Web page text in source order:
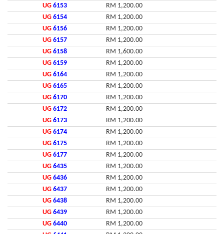
UG 6153
RM 1,200.00
UG 6154
RM 1,200.00
UG 6156
RM 1,200.00
UG 6157
RM 1,200.00
UG 6158
RM 1,600.00
UG 6159
RM 1,200.00
UG 6164
RM 1,200.00
UG 6165
RM 1,200.00
UG 6170
RM 1,200.00
UG 6172
RM 1,200.00
UG 6173
RM 1,200.00
UG 6174
RM 1,200.00
UG 6175
RM 1,200.00
UG 6177
RM 1,200.00
UG 6435
RM 1,200.00
UG 6436
RM 1,200.00
UG 6437
RM 1,200.00
UG 6438
RM 1,200.00
UG 6439
RM 1,200.00
UG 6440
RM 1,200.00